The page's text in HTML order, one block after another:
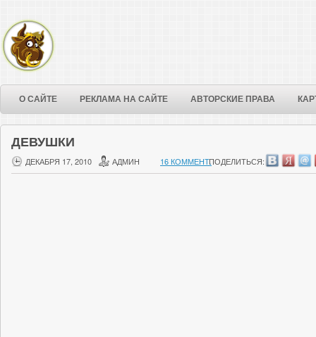
О САЙТЕ РЕКЛАМА НА САЙТЕ АВТОРСКИЕ ПРАВА
ДЕВУШКИ
ДЕКАБРЯ 17, 2010 АДМИН 16 КОММЕНТ.ПОДЕЛИТЬСЯ: